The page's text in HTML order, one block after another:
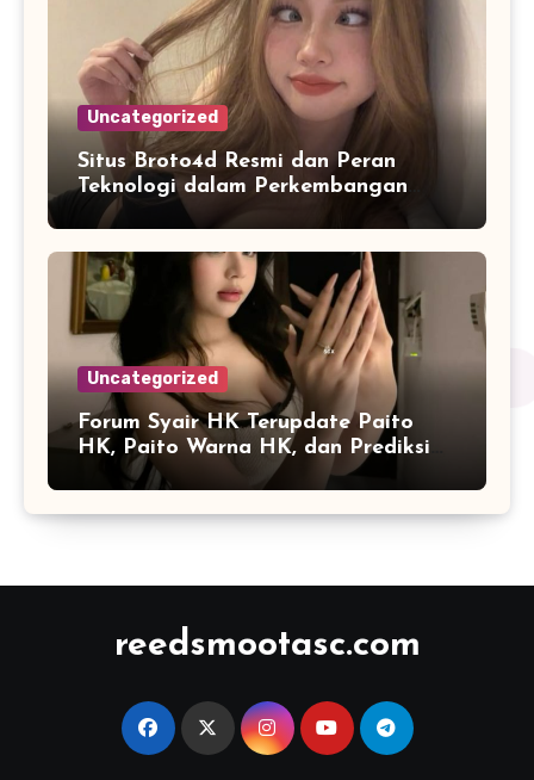
Uncategorized
Situs Broto4d Resmi dan Peran
Teknologi dalam Perkembangan
Platform Online
Uncategorized
Forum Syair HK Terupdate Paito
HK, Paito Warna HK, dan Prediksi
Harian
reedsmootasc.com